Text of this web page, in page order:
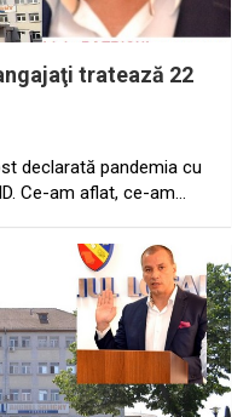
tratează 22
declarată pandemia cu
Ce-am aflat, ce-am…